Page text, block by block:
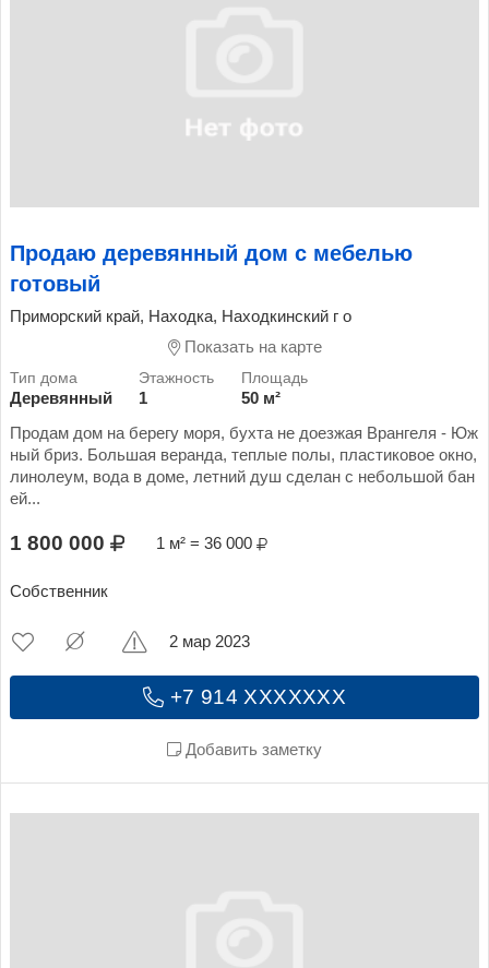
Продаю деревянный дом с мебелью
готовый
Приморский край, Находка, Находкинский г о
Показать на карте
Деревянный 1
50 м²
Продам дом на берегу моря, бухта не доезжая Врангеля - Юж
ный бриз. Большая веранда, теплые полы, пластиковое окно,
линолеум, вода в доме, летний душ сделан с небольшой бан
ей...
1 800 000 1 м² = 36 000
Собственник
+7 914 XXXXXXX
Добавить заметку
2 мар 2023